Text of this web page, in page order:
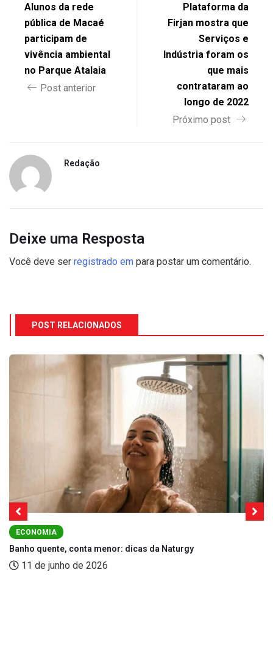
Alunos da rede
pública de Macaé
participam de
vivência ambiental
no Parque Atalaia
Post anterior
Plataforma da
Firjan mostra que
Serviços e
Indústria foram os
que mais
contrataram ao
longo de 2022
Próximo post
Redação
Deixe uma Resposta
Você deve ser registrado em para postar um comentário.
POST RELACIONADOS
ECONOMIA
Banho quente, conta menor: dicas da Naturgy
11 de junho de 2026